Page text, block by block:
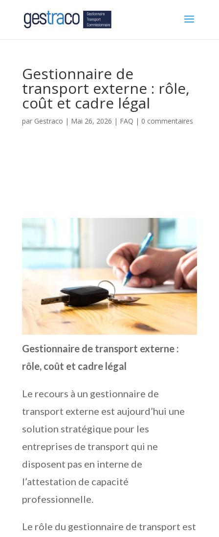
Gestionnaire de
transport externe : rôle,
coût et cadre légal
par Gestraco | Mai 26, 2026 | FAQ | 0 commentaires
Gestionnaire de transport externe :
rôle, coût et cadre légal
Le recours à un gestionnaire de
transport externe est aujourd’hui une
solution stratégique pour les
entreprises de transport qui ne
disposent pas en interne de
l’attestation de capacité
professionnelle.
Le rôle du gestionnaire de transport est